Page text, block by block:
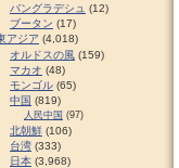
バングラデシュ (12)
ブータン (17)
アジア (4,018)
オルドスの風 (159)
マカオ (48)
モンゴル (65)
中国 (819)
人民中国 (97)
北朝鮮 (106)
台湾 (333)
日本 (3,968)